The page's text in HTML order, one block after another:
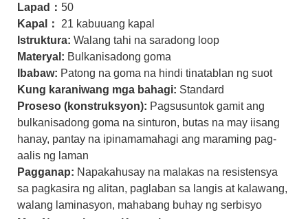
Lapad： 50
Kapal：
21 kabuuang kapal
Istruktura: Walang tahi na saradong loop
Materyal: Bulkanisadong goma
Ibabaw: Patong na goma na hindi tinatablan ng suot
Kung karaniwang mga bahagi: Standard
Proseso (konstruksyon): Pagsusuntok gamit ang
bulkanisadong goma na sinturon, butas na may iisang
hanay, pantay na ipinamamahagi ang maraming pag-
aalis ng laman
Pagganap: Napakahusay na malakas na resistensya
sa pagkasira ng alitan, paglaban sa langis at kalawang,
walang laminasyon, mahabang buhay ng serbisyo